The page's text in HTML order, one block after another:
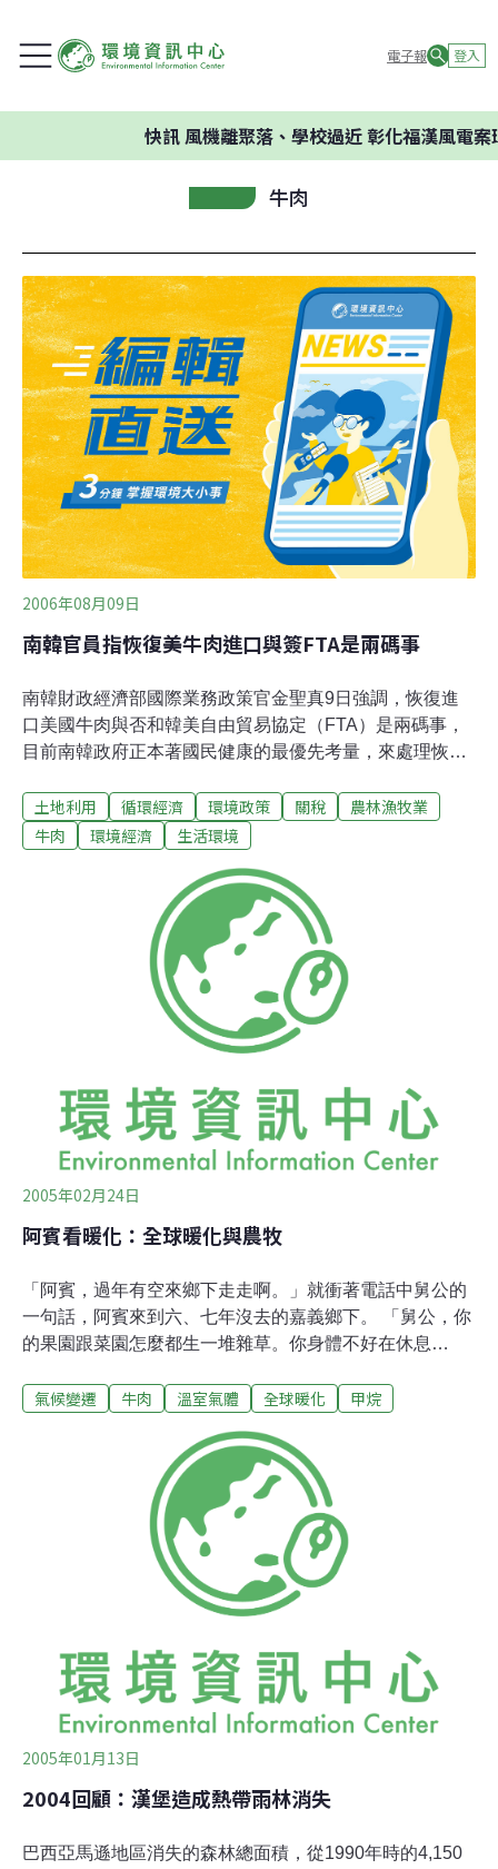
電子報 登入
快訊風機離聚落、學校過近 彰化福漢風電案環
牛肉
2006年08月09日
南韓官員指恢復美牛肉進口與簽FTA是兩碼事
南韓財政經濟部國際業務政策官金聖真9日強調，恢復進
口美國牛肉與否和韓美自由貿易協定（FTA）是兩碼事，
目前南韓政府正本著國民健康的最優先考量，來處理恢復
訊社」指出，金聖真9日參加佛教廣播電台時事對談節目
時，就31名美國參議員聯名致函南韓總統盧武鉉警告說，
化為泡影」一事，作出前述回應。金聖真指出，就韓美自
由貿易協定問題而言，雙方決定於8月15日交換「關稅讓
許案」，就對方提出的雙邊市場准入方案，進行分析與協
議後，於9月初舉行的第三輪談判上，開始進行全面磋
土地利用 循環經濟 環境政策 關稅
農林漁牧業
牛肉
環境經濟 生活環境
2005年02月24日
阿賓看暖化：全球暖化與農牧
「阿賓，過年有空來鄉下走走啊。」就衝著電話中舅公的
一句話，阿賓來到六、七年沒去的嘉義鄉下。 「舅公，你
的果園跟菜園怎麼都生一堆雜草。你身體不好在休息
很差，說是用太多農藥啊殺草劑的，去傷到身體。後來就
兩三成，但是想想，其實錢也不用賺那麼多啦。你表妹美
芳也很贊成我的想法。」「健康很重要啊」美芳跟著回
答。從小聰明伶俐的美芳，決定念土壤系，成天摸土看
土，讓務農的親戚們納悶了很久。「農藥不但毒死昆蟲，
也殺死了土裏的微生物。我爸身體裏也累積了不少，沒有
必要繼續慢性自殺啦。」美芳心疼的說。「阿賓，你知道
死掉的土壤多恐怖嗎，沒有什麼微生物，乾乾硬硬的，什
「喲，全球暖化怎麼又跟土壤有關了?」阿賓問，心裡納
悶著怎麼接連身邊的人都在講全球暖化。「肥沃土壤中的
微生物吸
氣候變遷 牛肉 溫室氣體 全球暖化 甲烷
2005年01月13日
2004回顧：漢堡造成熱帶雨林消失
巴西亞馬遜地區消失的森林總面積，從1990年時的4,150